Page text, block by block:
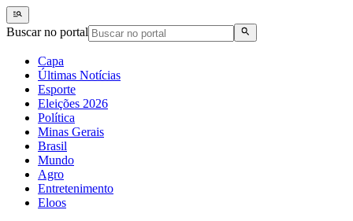
Buscar no portal
Capa
Últimas Notícias
Esporte
Eleições 2026
Política
Minas Gerais
Brasil
Mundo
Agro
Entretenimento
Eloos